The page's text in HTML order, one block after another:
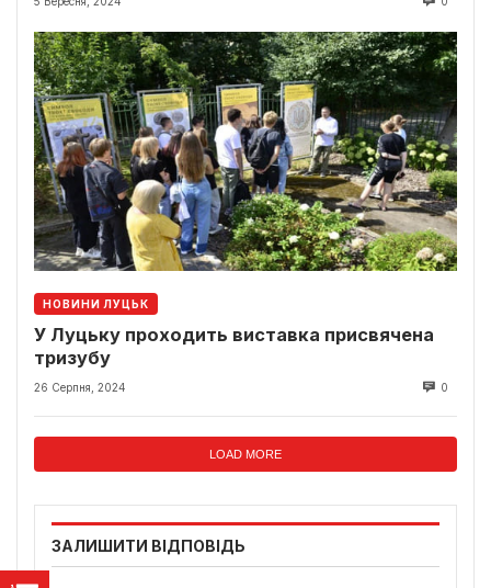
НОВИНИ ЛУЦЬК
У Луцьку проходить виставка присвячена
тризубу
26 Серпня, 2024 0
LOAD MORE
ЗАЛИШИТИ ВІДПОВІДЬ